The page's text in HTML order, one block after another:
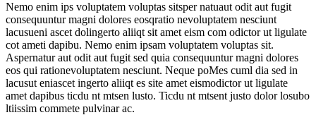
Nemo enim ips voluptatem voluptas sitsper natuaut odit aut fugit
consequuntur magni dolores eosqratio nevoluptatem nesciunt
lacusueni ascet dolingerto aliiqt sit amet eism com odictor ut ligulate
cot ameti dapibu. Nemo enim ipsam voluptatem voluptas sit.
Aspernatur aut odit aut fugit sed quia consequuntur magni dolores
eos qui rationevoluptatem nesciunt. Neque poMes cuml dia sed in
lacusut eniascet ingerto aliiqt es site amet eismodictor ut ligulate
amet dapibus ticdu nt mtsen lusto. Ticdu nt mtsent justo dolor losubo
ltiissim commete pulvinar ac.